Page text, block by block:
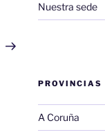
entrada
Nuestra sede
PROVINCIAS
A Coruña